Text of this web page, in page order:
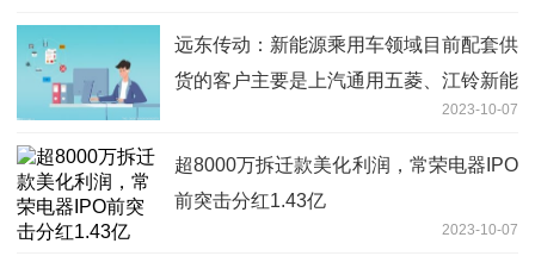
远东传动：新能源乘用车领域目前配套供
货的客户主要是上汽通用五菱、江铃新能
2023-10-07
超8000万拆迁款美化利润，常荣电器IPO
前突击分红1.43亿
2023-10-07